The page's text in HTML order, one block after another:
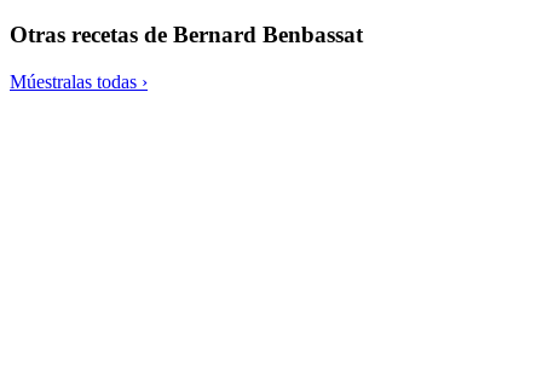
Otras recetas de Bernard Benbassat
Múestralas todas ›